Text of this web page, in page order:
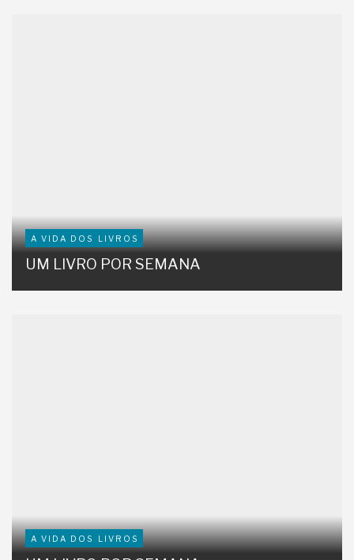
A VIDA DOS LIVROS
UM LIVRO POR SEMANA
A VIDA DOS LIVROS